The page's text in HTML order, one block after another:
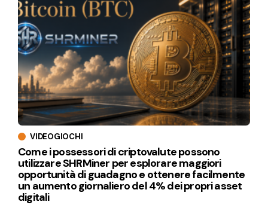
VIDEOGIOCHI
Come i possessori di criptovalute possono
utilizzare SHRMiner per esplorare maggiori
opportunità di guadagno e ottenere facilmente
un aumento giornaliero del 4% dei propri asset
digitali